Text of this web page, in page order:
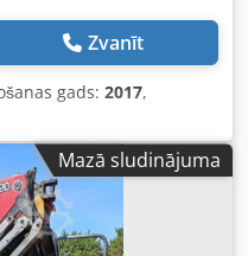
Zvanīt
gads: 2017,
Mazā sludinājuma